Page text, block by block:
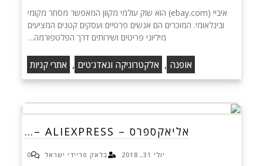
איביי (ebay.com) הוא שוק עולמי מקוון המאפשר מסחר מקומי
ובינלאומי. המוכרים הם אנשים פרטיים ועסקים קטנים המציעים
מיליוני פריטים ושירותים דרך הפלטפורמה…
אופנה , אלקטרוניקה וגאדג'טים , אתרי קניות
אליאקספרס – ALIEXPRESS –…
יולי 31, 2018 בלאק פריידי ישראל 0